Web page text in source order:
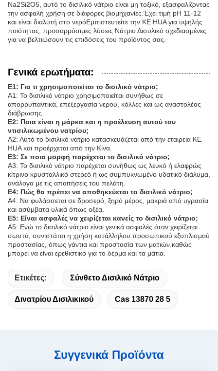
Na2Si2O5, αυτό το δισιλικό νάτριο είναι μη τοξικό, εξασφαλίζοντας
την ασφαλή χρήση σε διάφορες βιομηχανίες.Έχει τιμή pH 11-12
και είναι διαλυτή στο νερόΕμπιστευτείτε την KE HUA για υψηλής
ποιότητας, προσαρμόσιμες λύσεις Νάτριο Δισυλικό σχεδιασμένες
για να βελτιώσουν τις επιδόσεις του προϊόντος σας.
Γενικά ερωτήματα:
Ε1: Για τι χρησιμοποιείται το δισιλικό νάτριο;
Α1: Το δισιλικό νάτριο χρησιμοποιείται συνήθως σε
απορρυπαντικά, επεξεργασία νερού, κόλλες και ως αναστολέας
διάβρωσης.
Ε2: Ποια είναι η μάρκα και η προέλευση αυτού του
ντισιλικωμένου νατρίου;
Α2: Αυτό το δισιλικό νάτριο κατασκευάζεται από την εταιρεία KE
HUA και προέρχεται από την Κίνα.
Ε3: Σε ποια μορφή παρέχεται το δισιλικό νάτριο;
Α3: Το δισιλικό νάτριο παρέχεται συνήθως ως λευκό ή ελαφρώς
κίτρινο κρυσταλλικό στερεό ή ως συμπυκνωμένο υδατικό διάλυμα,
ανάλογα με τις απαιτήσεις του πελάτη.
Ε4: Πώς θα πρέπει να αποθηκεύεται το δισιλικό νάτριο;
Α4: Να φυλάσσεται σε δροσερό, ξηρό μέρος, μακριά από υγρασία
και ασύμβατα υλικά όπως οξέα.
Ε5: Είναι ασφαλές να χειρίζεται κανείς το δισιλικό νάτριο;
Α5: Ενώ το δισιλικό νάτριο είναι γενικά ασφαλές όταν χειρίζεται
σωστά, συνιστάται η χρήση κατάλληλου προσωπικού εξοπλισμού
προστασίας, όπως γάντια και προστασία των ματιών.καθώς
μπορεί να είναι ερεθιστικό για το δέρμα και τα μάτια.
Ετικέτες: Σύνθετο Δισιλικό Νάτριο
Δινατρίου Δισιλικικού Cas 13870 28 5
Συγγενικά Προϊόντα